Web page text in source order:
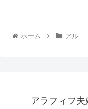
ホーム アル
アラフィフ